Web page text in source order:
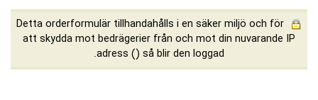
Detta orderformulär tillhandahålls i en säker miljö och för
att skydda mot bedrägerier från och mot din nuvarande IP
adress () så blir den loggad.